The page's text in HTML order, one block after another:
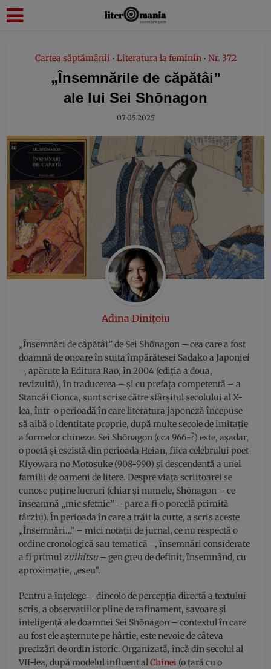
Cartea săptămânii • Literatura la feminin • Nr. 372
„Însemnările de căpătâi”
ale lui Sei Shōnagon
07.05.2025
Adina Dinițoiu
„Însemnări de căpătâi” de Sei Shōnagon – cea care a fost
doamnă de onoare în suita împărătesei Sadako a Japoniei
–, apărute la Editura Rao, în 2004 (ediţia a doua,
revizuită), în traducerea – şi cu prefaţa competentă – a
Stancăi Cionca, sunt scrise către sfârşitul secolului al X-
lea, într-o perioadă în care literatura japoneză începuse
să aibă o identitate proprie, după multe secole de imitaţie
a formelor chineze. Sei Shōnagon (cca 966-?) este, aşadar,
o poetă şi eseistă din perioada Heian, fiica celebrului poet
Kiyowara no Motosuke (908-990) şi descendentă a unei
familii de oameni de litere. Despre viaţa scriitoarei se
cunosc puţine lucruri (chiar şi numele, Shōnagon – ce
înseamnă „mic sfetnic” – pare a fi o poreclă primită
târziu). În perioada în care a trăit la curte, a scris aceste
„Însemnări…” – mici notaţii de jurnal, ce nu respectă o
ordine cronologică sau tematică –, însemnări considerate
a fi primulzuihitsu – gen greu de definit, însemnând, cu
aproximaţie, „eseu”.
Pentru a înţelege – dincolo de percepţia directă a textului
scris, a observaţiilor pline de rafinament, savoare şi
inteligenţă ale doamnei Sei Shōnagon – contextul în care
au fost ele aşternute pe hârtie, este nevoie de câteva
precizări de ordin istoric. Organizată, încă din secolul al
VII-lea, după modelul influent alChinei (o ţară cu o
modal-check